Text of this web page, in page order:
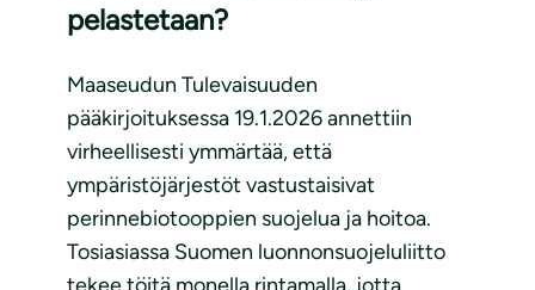
pelastetaan?
Maaseudun Tulevaisuuden
pääkirjoituksessa 19.1.2026 annettiin
virheellisesti ymmärtää, että
ympäristöjärjestöt vastustaisivat
perinnebiotooppien suojelua ja hoitoa.
Tosiasiassa Suomen luonnonsuojeluliitto
tekee töitä monella rintamalla, jotta